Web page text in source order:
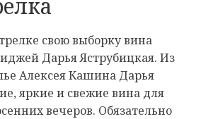
свою выборку вина
Дарья Яструбицкая. Из
Алексея Кашина Дарья
яркие и свежие вина для
вечеров. Обязательно